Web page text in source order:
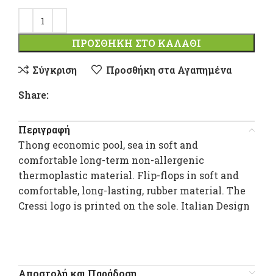
ΠΡΟΣΘΉΚΗ ΣΤΟ ΚΑΛΆΘΙ
Σύγκριση
Προσθήκη στα Αγαπημένα
Share:
Περιγραφή
Thong economic pool, sea in soft and
comfortable long-term non-allergenic
thermoplastic material. Flip-flops in soft and
comfortable, long-lasting, rubber material. The
Cressi logo is printed on the sole. Italian Design
Αποστολή και Παράδοση